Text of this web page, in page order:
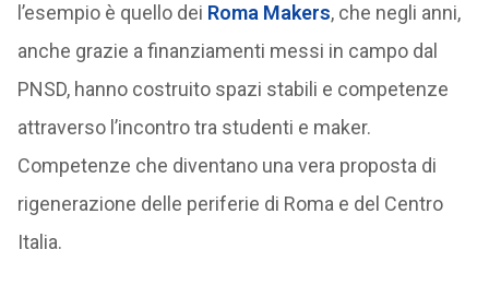
l’esempio è quello dei Roma Makers, che negli anni,
anche grazie a finanziamenti messi in campo dal
PNSD, hanno costruito spazi stabili e competenze
attraverso l’incontro tra studenti e maker.
Competenze che diventano una vera proposta di
rigenerazione delle periferie di Roma e del Centro
Italia.